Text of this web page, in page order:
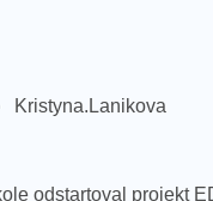
Kristyna.lanikova
odstartoval projekt